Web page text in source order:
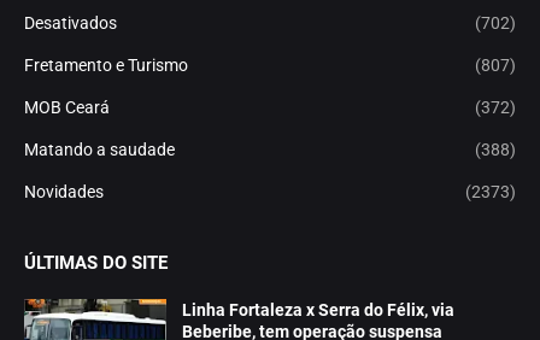
Desativados (702)
Fretamento e Turismo (807)
MOB Ceará (372)
Matando a saudade (388)
Novidades (2373)
ÚLTIMAS DO SITE
Linha Fortaleza x Serra do Félix, via
Beberibe, tem operação suspensa